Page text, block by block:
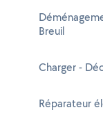
Breuil
Charger -
Réparateur